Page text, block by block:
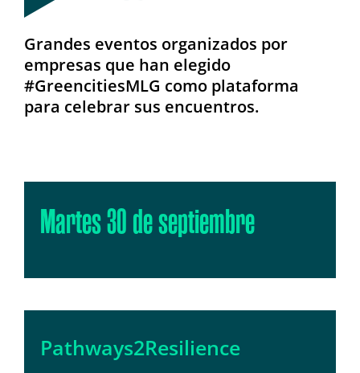
Grandes eventos organizados por
empresas que han elegido
#GreencitiesMLG como plataforma
para celebrar sus encuentros.
Martes 30 de septiembre
Pathways2Resilience